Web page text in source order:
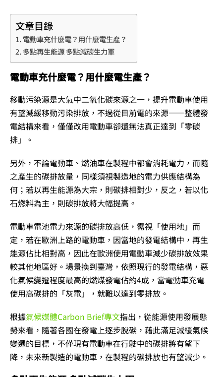
文章目錄
電動車充什麼電？用什麼電生產？
多點再生能源 多點減碳生力軍
電動車充什麼電？用什麼電生產？
移動污染源是大氣中二氧化碳來源之一，提升電動車使用
有望減緩移動污染排放，不過從目前電的來源——整體發
電結構來看，僅僅改用電動車卻還無法真正達到「零碳
排」。
另外，不論電動車、燃油車在製程中都會消耗電力，而隨
之產生的碳排放量，同樣須視製造地的電力供應結構為
何；若以再生能源為大宗，則碳排相對少，反之，若以化
石燃料為主，則碳排放將大幅提高。
電動車電池電力來源的碳排放高低，需視「使用地」而
定，若在歐洲上路的電動車，因當地的發電結構中，再生
能源佔比相對高，因此在歐洲使用電動車減少碳排放效果
較其他地區好。場景換到臺灣，依照現行的發電結構，惡
化氣候變遷程度最高的燃煤發電佔約4成，當電動車充電
使用高碳排的「灰電」，就難以達到零排放。
根據氣候媒體Carbon Brief專文指出，從能源使用發展態
勢來看，隨著各國在發電上逐步脫碳，藉此滿足減緩氣候
變遷的目標，不僅現有電動車在行駛中的碳排將有望下
降，未來新製造的電動車，在製程的碳排放也有望減少。